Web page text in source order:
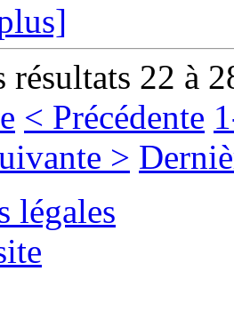
22 à
< Précédente
>
légales